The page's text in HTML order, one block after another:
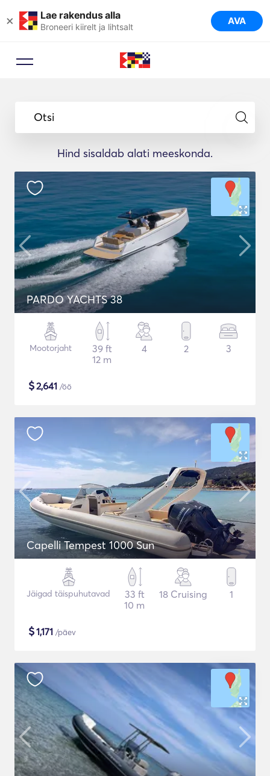
× Lae rakendus alla
Broneeri kiirelt ja lihtsalt AVA
Otsi
Hind sisaldab alati meeskonda.
PARDO YACHTS 38
Mootorjaht
39 ft
12 m
4 2 3
$2,641 /öö
Capelli Tempest 1000 Sun
Jäigad täispuhutavad
33 ft
10 m
18 Cruising 1
$1,171 /päev